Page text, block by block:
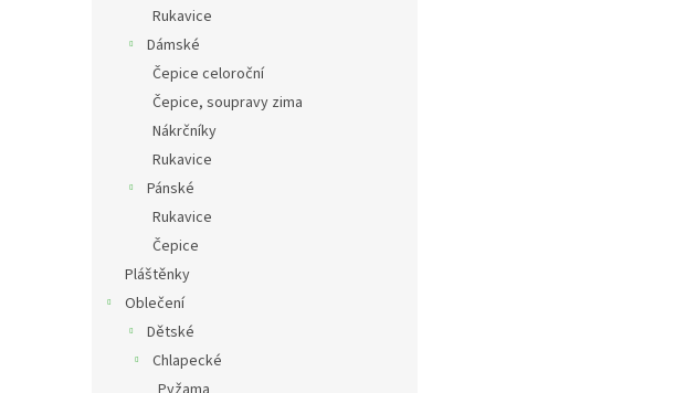
Rukavice
Dámské
Čepice celoroční
Čepice, soupravy zima
Nákrčníky
Rukavice
Pánské
Rukavice
Čepice
Pláštěnky
Oblečení
Dětské
Chlapecké